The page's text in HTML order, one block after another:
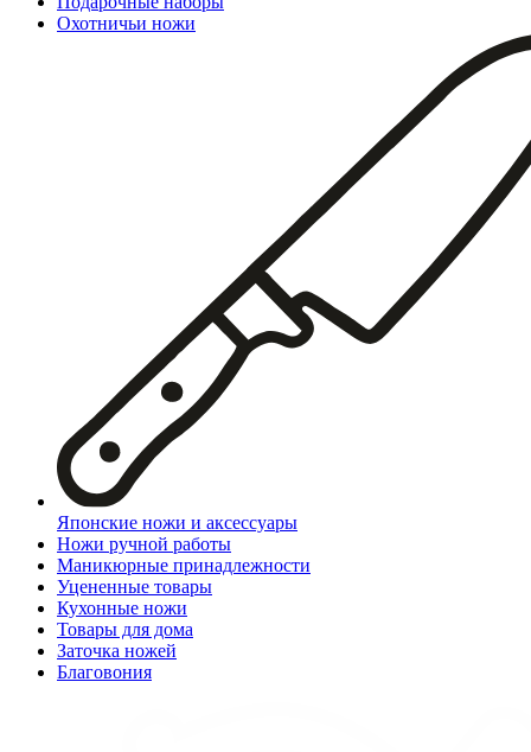
Охотничьи ножи
Японские ножи и аксессуары
Ножи ручной работы
Маникюрные принадлежности
Уцененные товары
Кухонные ножи
Товары для дома
Заточка ножей
Благовония